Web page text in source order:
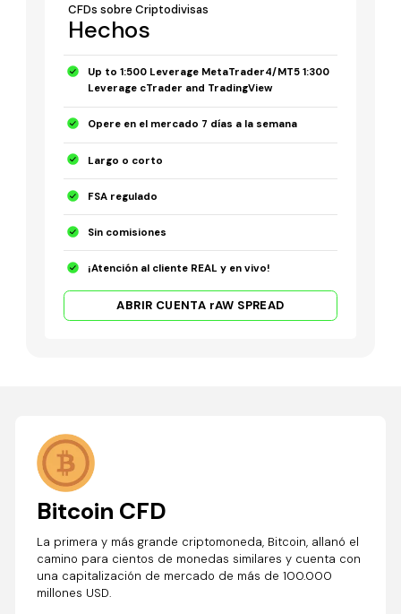
CFDs sobre Criptodivisas
Hechos
Up to 1:500 Leverage MetaTrader4/MT5 1:300
Leverage cTrader and TradingView
Opere en el mercado 7 días a la semana
Largo o corto
FSA regulado
Sin comisiones
¡Atención al cliente REAL y en vivo!
ABRIR CUENTA rAW SPREAD
Bitcoin CFD
La primera y más grande criptomoneda, Bitcoin, allanó el
camino para cientos de monedas similares y cuenta con
una capitalización de mercado de más de 100.000
millones USD.